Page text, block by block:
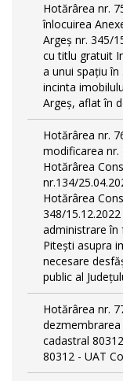
Hotărârea nr.
înlocuirea
Argeș nr. 345/
cu titlu gratuit
a unui spațiu
incinta
Argeș, aflat în
Hotărârea nr.
modificarea nr.
Hotărârea
nr.134/
Hotărârea
348/
administrare în
Pitești asupra
necesare
public al
Hotărârea nr.
cadastral
80312 - UAT